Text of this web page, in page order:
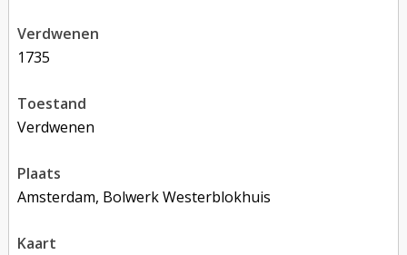
verdwenen
1735
toestand
verdwenen
plaats
Amsterdam, Bolwerk Westerblokhuis
kaart